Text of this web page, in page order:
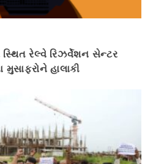
રેલ્વે રિઝર્વેશન સેન્ટર
હાલાકી